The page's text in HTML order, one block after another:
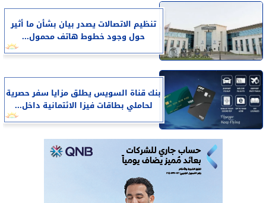
تنظيم الاتصالات يصدر بيان بشأن ما أثير
حول وجود خطوط هاتف محمول...
بنك قناة السويس يطلق مزايا سفر حصرية
لحاملي بطاقات فيزا الائتمانية داخل...